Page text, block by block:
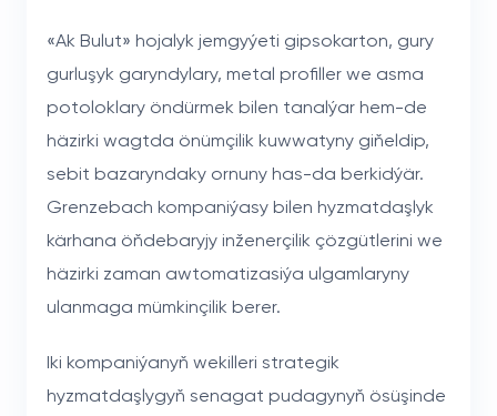
«Ak Bulut» hojalyk jemgyýeti gipsokarton, gury
gurluşyk garyndylary, metal profiller we asma
potoloklary öndürmek bilen tanalýar hem-de
häzirki wagtda önümçilik kuwwatyny giňeldip,
sebit bazaryndaky ornuny has-da berkidýär.
Grenzebach kompaniýasy bilen hyzmatdaşlyk
kärhana öňdebaryjy inženerçilik çözgütlerini we
häzirki zaman awtomatizasiýa ulgamlaryny
ulanmaga mümkinçilik berer.
Iki kompaniýanyň wekilleri strategik
hyzmatdaşlygyň senagat pudagynyň ösüşinde